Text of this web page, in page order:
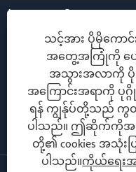
ကြှနျုပျတို့အကွောငျး
ထုတ်ကုန်များ
သတင်း
ကြှနျုပျတို့ကိုဆကျ
သင့်အား ပိုမိုကော
အတွေ့အကြုံကို ပေ
အသွားအလာကို ပိုင်
အကြောင်းအရာကို ပု
ရန် ကျွန်ုပ်တို့သည် ကွ
ပါသည်။ ဤဆိုက်ကိုအသုံး
တို့၏ cookies အသုံ
ပါသည်။ကိုယ်ရေး